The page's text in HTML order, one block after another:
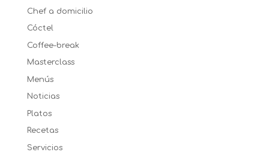
Chef a domicilio
Cóctel
Coffee-break
Masterclass
Menús
Noticias
Platos
Recetas
Servicios